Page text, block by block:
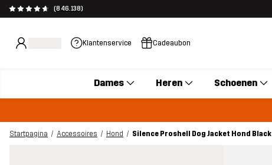
(846.138)
Klantenservice Cadeaubon
Dames Heren Schoenen
Startpagina Accessoires Hond
Silence Proshell Dog Jacket Hond Black